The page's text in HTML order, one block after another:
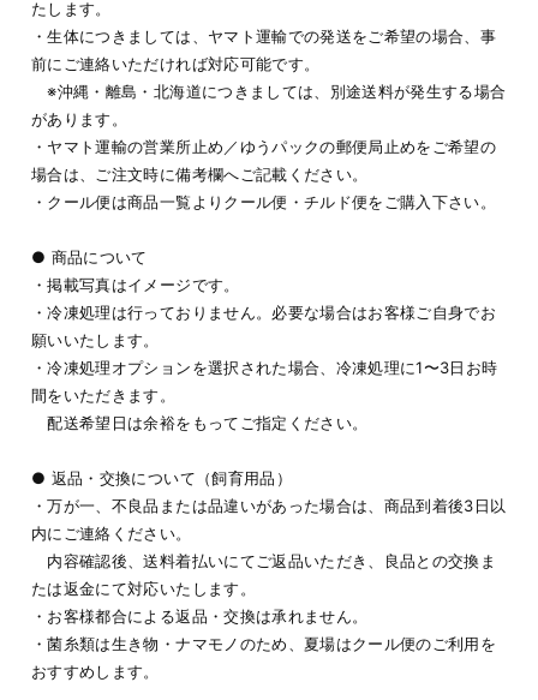
たします。
・生体につきましては、ヤマト運輸での発送をご希望の場合、事
前にご連絡いただければ対応可能です。
※沖縄・離島・北海道につきましては、別途送料が発生する場合
があります。
・ヤマト運輸の営業所止め／ゆうパックの郵便局止めをご希望の
場合は、ご注文時に備考欄へご記載ください。
・クール便は商品一覧よりクール便・チルド便をご購入下さい。
● 商品について
・掲載写真はイメージです。
・冷凍処理は行っておりません。必要な場合はお客様ご自身でお
願いいたします。
・冷凍処理オプションを選択された場合、冷凍処理に1〜3日お時
間をいただきます。
配送希望日は余裕をもってご指定ください。
● 返品・交換について（飼育用品）
・万が一、不良品または品違いがあった場合は、商品到着後3日以
内にご連絡ください。
内容確認後、送料着払いにてご返品いただき、良品との交換ま
たは返金にて対応いたします。
・お客様都合による返品・交換は承れません。
・菌糸類は生き物・ナマモノのため、夏場はクール便のご利用を
おすすめします。